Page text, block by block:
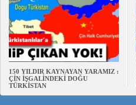
150 YILDIR KAYNAYAN YARAMIZ :
ÇİN İŞGALİNDEKİ DOĞU
TÜRKİSTAN